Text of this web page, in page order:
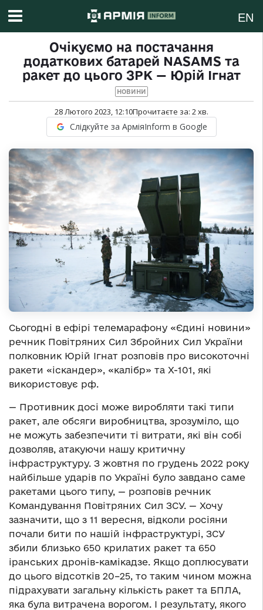
EN
Очікуємо на постачання
додаткових батарей NASAMS та
ракет до цього ЗРК — Юрій Ігнат
НОВИНИ
28 Лютого 2023, 12:10Прочитаєте за: 2хв.
Слідкуйте за АрміяInform в Google
Сьогодні в ефірі телемарафону «Єдині новини»
речник Повітряних Сил Збройних Сил України
полковник Юрій Ігнат розповів про високоточні
ракети «іскандер», «калібр» та Х-101, які
використовує рф.
— Противник досі може виробляти такі типи
ракет, але обсяги виробництва, зрозуміло, що
не можуть забезпечити ті витрати, які він собі
дозволяв, атакуючи нашу критичну
інфраструктуру. З жовтня по грудень 2022 року
найбільше ударів по Україні було завдано саме
ракетами цього типу, — розповів речник
Командування Повітряних Сил ЗСУ. — Хочу
зазначити, що з 11 вересня, відколи росіяни
почали бити по нашій інфраструктурі, ЗСУ
збили близько 650 крилатих ракет та 650
іранських дронів-камікадзе. Якщо доплюсувати
до цього відсотків 20–25, то таким чином можна
підрахувати загальну кількість ракет та БПЛА,
яка була витрачена ворогом. І результату, якого